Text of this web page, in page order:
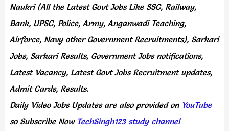
Naukri (All the Latest Govt Jobs Like SSC, Railway,
Bank, UPSC, Police, Army, Anganwadi Teaching,
Airforce, Navy other Government Recruitments), Sarkari
Jobs, Sarkari Results, Government Jobs notifications,
Latest Vacancy, Latest Govt Jobs Recruitment updates,
Admit Cards, Results.
Daily Video Jobs Updates are also provided onYouTube
so Subscribe Now TechSingh123 study channel